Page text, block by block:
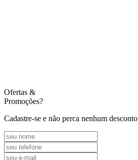
Ofertas &
Promoções?
Cadastre-se e não perca nenhum desconto